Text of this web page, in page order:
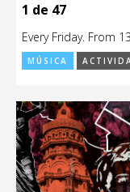
1 de 47
Every Friday. From
MÚSICA